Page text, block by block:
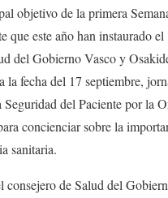
objetivo de la primera
que este año han instaurado el
del Gobierno Vasco y
la fecha del 17 septiembre,
del Paciente por la
concienciar sobre la
sanitaria.
consejero de Salud del